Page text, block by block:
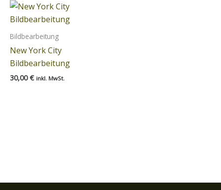
Bildbearbeitung
New York City
Bildbearbeitung
30,00€ inkl. MwSt.